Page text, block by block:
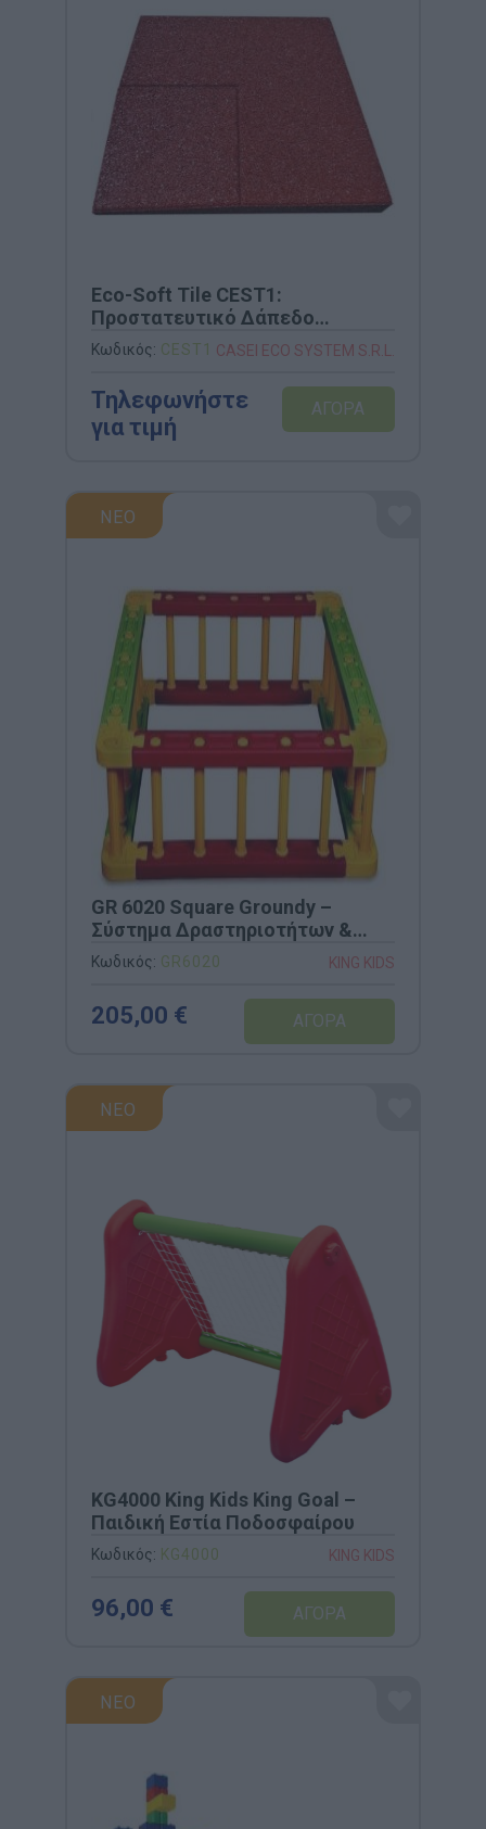
Eco-Soft Tile CEST1:
Προστατευτικό Δάπεδο
Ασφαλείας από Ανακυκλωμένο
Καουτσούκ
Κωδικός: CEST1 CASEI ECO SYSTEM S.R.L.
Τηλεφωνήστε
για τιμή
ΝΕΟ
GR 6020 Square Groundy –
Σύστημα Δραστηριοτήτων &
Φράχτης Παιχνιδιού
Κωδικός: GR6020 KING KIDS
205,00 €
ΝΕΟ
KG4000 King Kids King Goal –
Παιδική Εστία Ποδοσφαίρου
Κωδικός: KG4000 KING KIDS
96,00 €
ΝΕΟ